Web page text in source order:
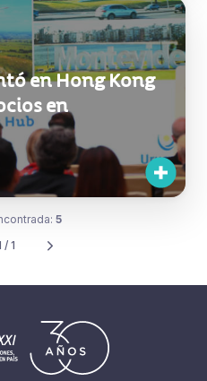
en Hong Kong
en
5
/ 1